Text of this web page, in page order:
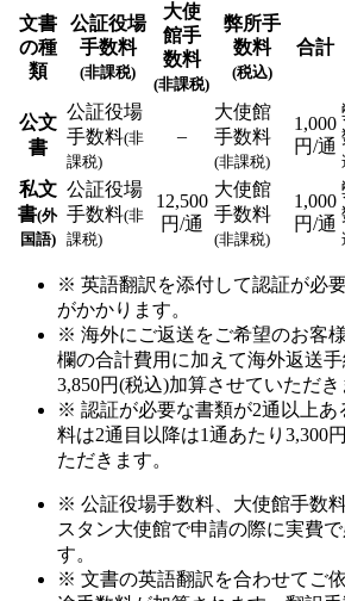
文書
の種
類
公証役場
手数料
(非課税)
大使
館手
数料
(非課税)
弊所手
数料
(税込)
合計
公文
書
公証役場
手数料(非
課税)
–
大使館
手数料
(非課税)
1,000
円/通
私文
書(外
国語)
公証役場
手数料(非
課税)
12,500
円/通
大使館
手数料
(非課税)
1,000
円/通
※ 英語翻訳を添付して認証が必
がかかります。
※ 海外にご返送をご希望のお客
欄の合計費用に加えて海外返送
3,850円(税込)加算させていただき
※ 認証が必要な書類が2通以上あ
料は2通目以降は1通あたり3,300
ただきます。
※ 公証役場手数料、大使館手数
スタン大使館で申請の際に実費
す。
※ 文書の英語翻訳を合わせてご